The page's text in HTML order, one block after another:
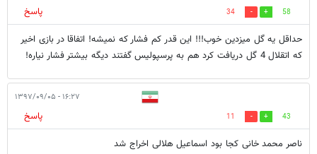
58
34
پاسخ
حداقل یه گل میزدین خوب!!! این قدر کم فشار که نمیشه! اتفاقا در بازی اخیر
که اتقلال 4 گل دریافت کرد هم به پرسپولیس گفتند دیگه بیشتر فشار نیاره!
۱۶:۲۷ - ۱۳۹۷/۰۹/۰۵
43
11
پاسخ
ناصر محمد خانی کجا بود اسماعیل هلالی اخراج شد